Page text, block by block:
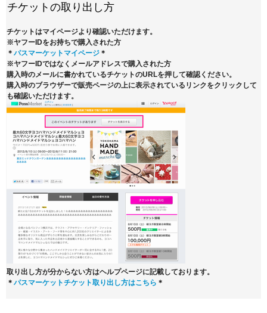
チケットの取り出し方
チケットはマイページより確認いただけます。
※ヤフーIDをお持ちで購入された方
＊ パスマーケットマイページ ＊
※ヤフーIDではなくメールアドレスで購入された方
購入時のメールに書かれているチケットのURLを押して確認ください。
購入時のブラウザーで販売ページの上に表示されているリンクをクリックして
も確認いただけます。
取り出し方が分からない方はヘルプページに記載しております。
＊ パスマーケットチケット取り出し方はこちら ＊